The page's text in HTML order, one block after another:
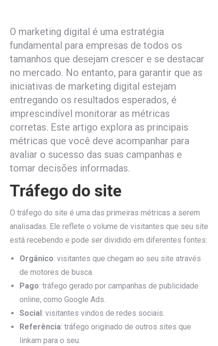
O marketing digital é uma estratégia
fundamental para empresas de todos os
tamanhos que desejam crescer e se destacar
no mercado. No entanto, para garantir que as
iniciativas de marketing digital estejam
entregando os resultados esperados, é
imprescindível monitorar as métricas
corretas. Este artigo explora as principais
métricas que você deve acompanhar para
avaliar o sucesso das suas campanhas e
tomar decisões informadas.
Tráfego do site
O tráfego do site é uma das primeiras métricas a serem
analisadas. Ele reflete o volume de visitantes que seu site
está recebendo e pode ser dividido em diferentes fontes:
Orgânico: visitantes que chegam ao seu site através
de motores de busca.
Pago: tráfego gerado por campanhas de publicidade
online, como Google Ads.
Social: visitantes vindos de redes sociais.
Referência: tráfego originado de outros sites que
linkam para o seu.